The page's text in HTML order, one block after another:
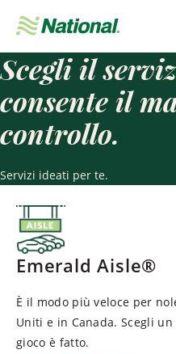
navigazione
Scegli il
consente il
controllo.
Servizi ideati per te.
Emerald Aisle®
È il modo più veloce per
Uniti e in Canada. Scegli
gioco è fatto.